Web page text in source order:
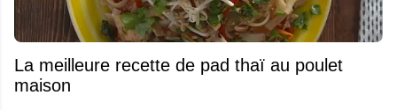
La meilleure recette de pad thaï au poulet
maison